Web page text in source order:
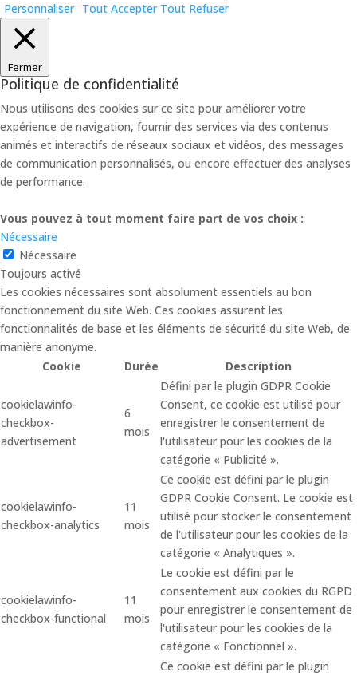
Personnaliser Tout Accepter Tout Refuser
Fermer
Politique de confidentialité
Nous utilisons des cookies sur ce site pour améliorer votre
expérience de navigation, fournir des services via des contenus
animés et interactifs de réseaux sociaux et vidéos, des messages
de communication personnalisés, ou encore effectuer des analyses
de performance.
Vous pouvez à tout moment faire part de vos choix :
Nécessaire
Nécessaire
Toujours activé
Les cookies nécessaires sont absolument essentiels au bon
fonctionnement du site Web. Ces cookies assurent les
fonctionnalités de base et les éléments de sécurité du site Web, de
manière anonyme.
Cookie
Durée Description
cookielawinfo-
checkbox-
advertisement
6
mois
Défini par le plugin GDPR Cookie
Consent, ce cookie est utilisé pour
enregistrer le consentement de
l'utilisateur pour les cookies de la
catégorie « Publicité ».
cookielawinfo-
checkbox-analytics
11
mois
Ce cookie est défini par le plugin
GDPR Cookie Consent. Le cookie est
utilisé pour stocker le consentement
de l'utilisateur pour les cookies de la
catégorie « Analytiques ».
cookielawinfo-
checkbox-functional
11
mois
Le cookie est défini par le
consentement aux cookies du RGPD
pour enregistrer le consentement de
l'utilisateur pour les cookies de la
catégorie « Fonctionnel ».
Ce cookie est défini par le plugin